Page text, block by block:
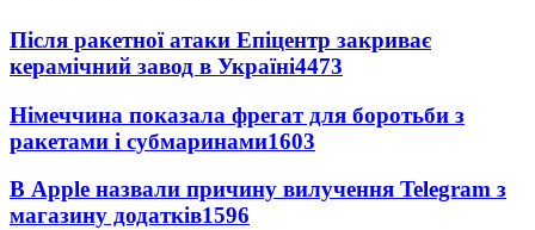
Після ракетної атаки Епіцентр закриває
керамічний завод в Україні4473
Німеччина показала фрегат для боротьби з
ракетами і субмаринами1603
В Apple назвали причину вилучення Telegram з
магазину додатків1596